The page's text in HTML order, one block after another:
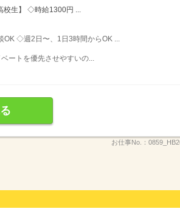
校生】 ◇時給1300円 ...
OK ◇週2日〜、1日3時間からOK ...
ートを優先させやすいの...
お仕事No.：